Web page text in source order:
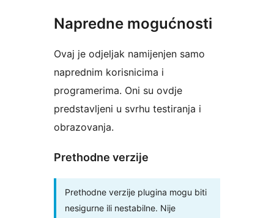
Napredne mogućnosti
Ovaj je odjeljak namijenjen samo
naprednim korisnicima i
programerima. Oni su ovdje
predstavljeni u svrhu testiranja i
obrazovanja.
Prethodne verzije
Prethodne verzije plugina mogu biti
nesigurne ili nestabilne. Nije